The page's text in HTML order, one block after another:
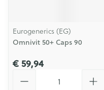
Eurogenerics (EG)
Omnivit 50+ Caps 90
€ 59,94